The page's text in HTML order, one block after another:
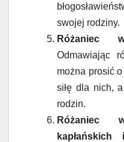
swojej rodziny.
Różaniec
Odmawiając
można prosić
siłę dla nich,
rodzin.
Różaniec